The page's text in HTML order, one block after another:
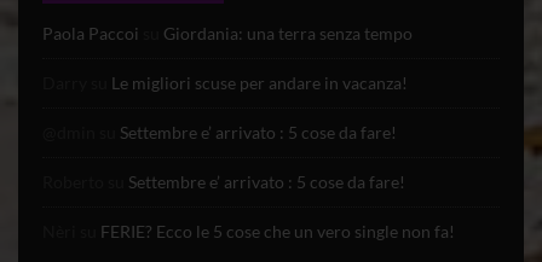
Paola Paccoi Giordania: una terra senza tempo
Le migliori scuse per andare in vacanza!
Settembre e’ arrivato : 5 cose da fare!
Settembre e’ arrivato : 5 cose da fare!
FERIE? Ecco le 5 cose che un vero single non fa!